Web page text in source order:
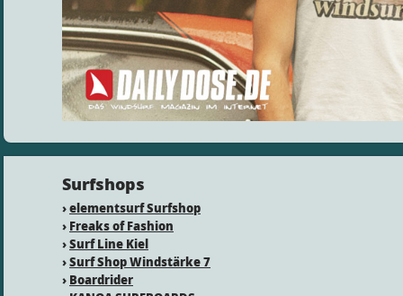
Surfshops
›elementsurf Surfshop
› Freaks of Fashion
›Surf Line Kiel
›Surf Shop Windstärke 7
› Boardrider